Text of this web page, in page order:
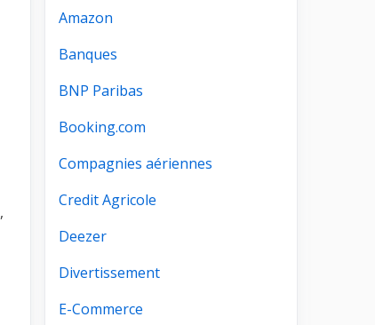
,
Amazon
Banques
BNP Paribas
Booking.com
Compagnies aériennes
Credit Agricole
Deezer
Divertissement
E-Commerce